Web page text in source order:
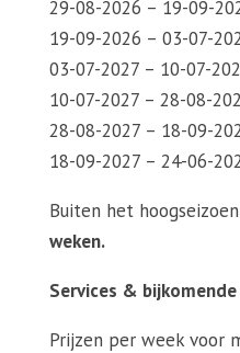
29-08-2026 – 19-09-
19-09-2026 – 03-07-
03-07-2027 – 10-07-
10-07-2027 – 28-08-
28-08-2027 – 18-09-
18-09-2027 – 24-06-
Buiten het hoogseizoen
weken.
Services &
Prijzen per week voor